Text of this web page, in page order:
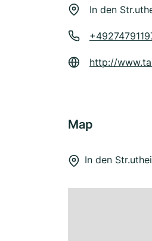
In den
http://
Map
In den